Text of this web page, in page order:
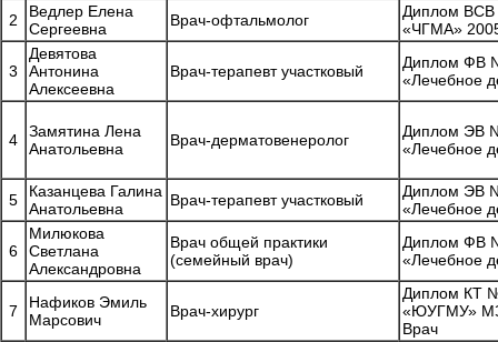
2
Ведлер Елена
Сергеевна
Врач-офтальмолог
Диплом
«ЧГМА»
3
Девятова
Антонина
Алексеевна
Врач-терапевт участковый
Диплом ФВ
«Лечебное
4
Замятина Лена
Анатольевна
Врач-дерматовенеролог
Диплом ЭВ
«Лечебное
5
Казанцева Галина
Анатольевна
Врач-терапевт участковый
Диплом ЭВ
«Лечебное
6
Милюкова
Светлана
Александровна
Врач общей практики
(семейный врач)
Диплом ФВ
«Лечебное
7
Нафиков Эмиль
Марсович
Врач-хирург
Диплом КТ
«ЮУГМУ»
Врач